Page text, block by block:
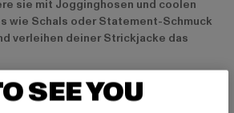
sie mit Jogginghosen und coolen
wie Schals oder Statement-Schmuck
verleihen deiner Strickjacke das
kurzen Strickjacken
SEE YOU